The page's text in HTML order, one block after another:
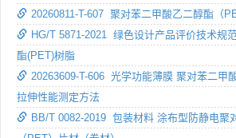
20260811-T-607 聚对苯二甲酸乙二醇酯（
HG/T 5871-2021 绿色设计产品评价技术规
酯(PET)树脂
20263609-T-606 光学功能薄膜 聚对苯二甲
拉伸性能测定方法
BB/T 0082-2019 包装材料 涂布型防静电聚